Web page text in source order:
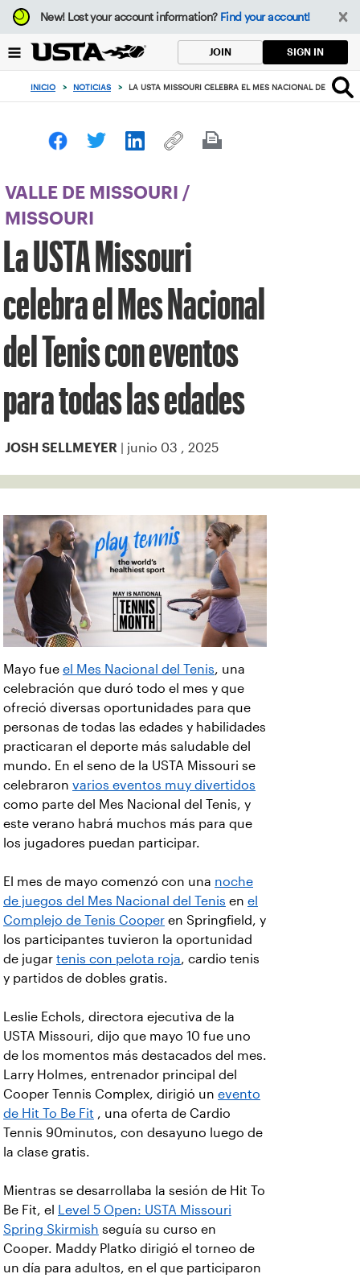
Enfoque
desde
botón
volver
principio
New!Lost your account information? Find your account!
JOIN SIGN IN
INICIO > NOTICIAS > LA USTA MISSOURI CELEBRA EL MES NACIONAL DEL
VALLE DE MISSOURI
/
MISSOURI
La USTA Missouri
celebra el Mes Nacional
del Tenis con eventos
para todas las edades
JOSH SELLMEYER | junio 03 , 2025
Mayo fue el Mes Nacional del Tenis, una
celebración que duró todo el mes y que
ofreció diversas oportunidades para que
personas de todas las edades y habilidades
practicaran el deporte más saludable del
mundo. En el seno de la USTA Missouri se
celebraron varios eventos muy divertidos
como parte del Mes Nacional del Tenis, y
este verano habrá muchos más para que
los jugadores puedan participar.
El mes de mayo comenzó con una noche
de juegos del Mes Nacional del Tenis en el
Complejo de Tenis Cooper en Springfield, y
los participantes tuvieron la oportunidad
de jugar tenis con pelota roja, cardio tenis
y partidos de dobles gratis.
Leslie Echols, directora ejecutiva de la
USTA Missouri, dijo que mayo 10 fue uno
de los momentos más destacados del mes.
Larry Holmes, entrenador principal del
Cooper Tennis Complex, dirigió un evento
de Hit To Be Fit , una oferta de Cardio
Tennis 90minutos, con desayuno luego de
la clase gratis.
Mientras se desarrollaba la sesión de Hit To
Be Fit, el
Level 5 Open: USTA Missouri
Spring Skirmish seguía su curso en
Cooper. Maddy Platko dirigió el torneo de
un día para adultos, en el que participaron